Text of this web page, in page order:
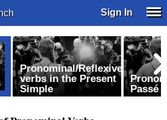
Sign In
Pronominal/Reflexive
verbs in the Present
Simple
Passé